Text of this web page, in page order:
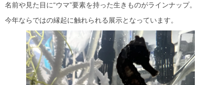
名前や見た目に“ウマ”要素を持った生きものがラインナップ。
今年ならではの縁起に触れられる展示となっています。